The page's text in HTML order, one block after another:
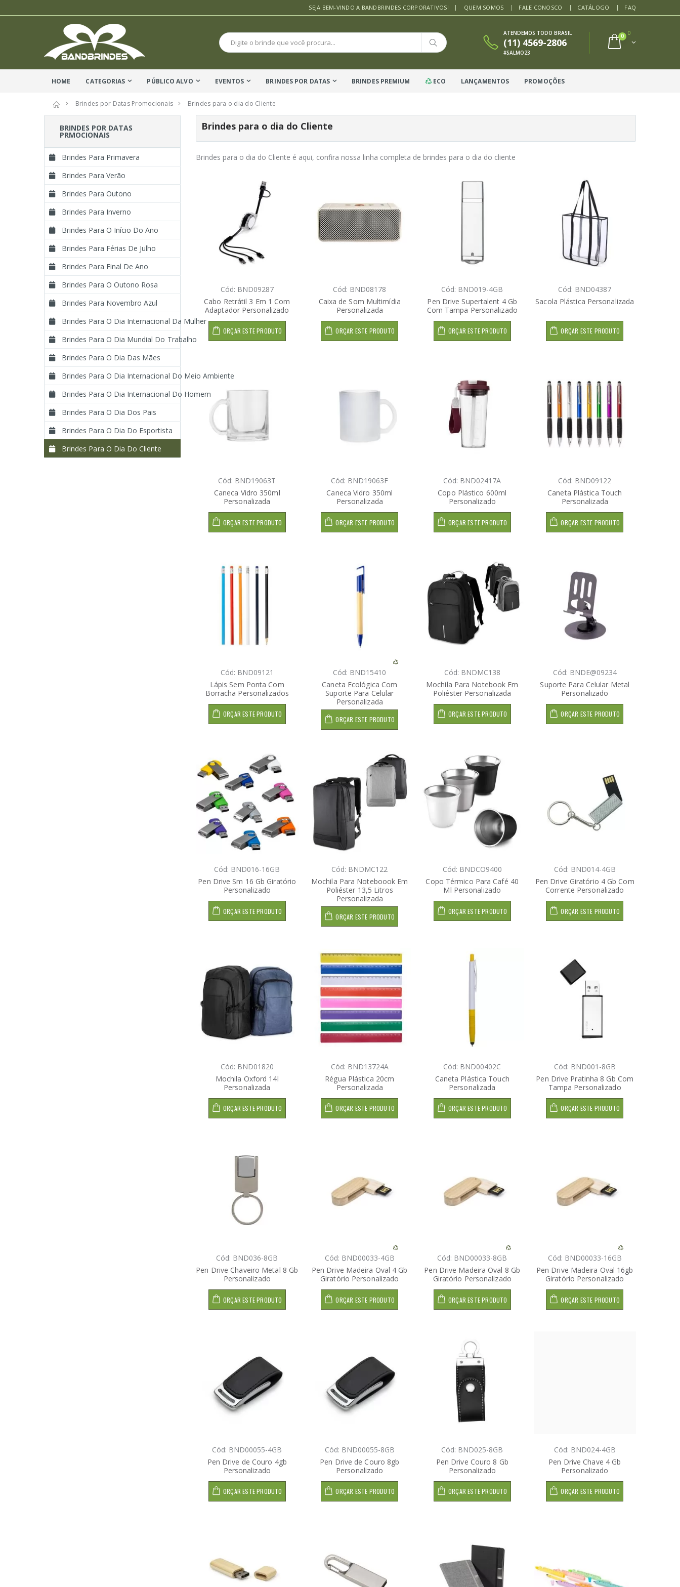
SEJA BEM-VINDO A BANDBRINDES CORPORATIVOS! QUEM SOMOS FALE CONOSCO CATÁLOGO FAQ
ATENDEMOS TODO BRASIL
(11) 4569-2806
#SALMO23
0
0
HOME CATEGORIAS PÚBLICO ALVO EVENTOS BRINDES POR DATAS BRINDES PREMIUM ECO LANÇAMENTOS PROMOÇÕES
Brindes por Datas Promocionais Brindes para o dia do Cliente
Brindes para o dia do Cliente
Brindes para o dia do Cliente é aqui, confira nossa linha completa de brindes para o dia do cliente
Cód: BND09287
Cabo Retrátil 3 Em 1 Com
Adaptador Personalizado
ORÇAR ESTE PRODUTO
Cód: BND08178
Caixa de Som Multimídia
Personalizada
ORÇAR ESTE PRODUTO
Cód: BND019-4GB
Pen Drive Supertalent 4 Gb
Com Tampa Personalizado
ORÇAR ESTE PRODUTO
Cód: BND04387
Sacola Plástica Personalizada
ORÇAR ESTE PRODUTO
Cód: BND19063T
Caneca Vidro 350ml
Personalizada
ORÇAR ESTE PRODUTO
Cód: BND19063F
Caneca Vidro 350ml
Personalizada
ORÇAR ESTE PRODUTO
Cód: BND02417A
Copo Plástico 600ml
Personalizado
ORÇAR ESTE PRODUTO
Cód: BND09122
Caneta Plástica Touch
Personalizada
ORÇAR ESTE PRODUTO
Cód: BND09121
Lápis Sem Ponta Com
Borracha Personalizados
ORÇAR ESTE PRODUTO
Cód: BND15410
Caneta Ecológica Com
Suporte Para Celular
Personalizada
ORÇAR ESTE PRODUTO
Cód: BNDMC138
Mochila Para Notebook Em
Poliéster Personalizada
ORÇAR ESTE PRODUTO
Cód: BNDE@09234
Suporte Para Celular Metal
Personalizado
ORÇAR ESTE PRODUTO
Cód: BND016-16GB
Pen Drive Sm 16 Gb Giratório
Personalizado
ORÇAR ESTE PRODUTO
Cód: BNDMC122
Mochila Para Noteboook Em
Poliéster 13,5 Litros
Personalizada
ORÇAR ESTE PRODUTO
Cód: BNDCO9400
Copo Térmico Para Café 40
Ml Personalizado
ORÇAR ESTE PRODUTO
Cód: BND014-4GB
Pen Drive Giratório 4 Gb Com
Corrente Personalizado
ORÇAR ESTE PRODUTO
Cód: BND01820
Mochila Oxford 14l
Personalizada
ORÇAR ESTE PRODUTO
Cód: BND13724A
Régua Plástica 20cm
Personalizada
ORÇAR ESTE PRODUTO
Cód: BND00402C
Caneta Plástica Touch
Personalizada
ORÇAR ESTE PRODUTO
Cód: BND001-8GB
Pen Drive Pratinha 8 Gb Com
Tampa Personalizado
ORÇAR ESTE PRODUTO
Cód: BND036-8GB
Pen Drive Chaveiro Metal 8 Gb
Personalizado
ORÇAR ESTE PRODUTO
Cód: BND00033-4GB
Pen Drive Madeira Oval 4 Gb
Giratório Personalizado
ORÇAR ESTE PRODUTO
Cód: BND00033-8GB
Pen Drive Madeira Oval 8 Gb
Giratório Personalizado
ORÇAR ESTE PRODUTO
Cód: BND00033-16GB
Pen Drive Madeira Oval 16gb
Giratório Personalizado
ORÇAR ESTE PRODUTO
Cód: BND00055-4GB
Pen Drive de Couro 4gb
Personalizado
ORÇAR ESTE PRODUTO
Cód: BND00055-8GB
Pen Drive de Couro 8gb
Personalizado
ORÇAR ESTE PRODUTO
Cód: BND025-8GB
Pen Drive Couro 8 Gb
Personalizado
ORÇAR ESTE PRODUTO
Cód: BND024-4GB
Pen Drive Chave 4 Gb
Personalizado
ORÇAR ESTE PRODUTO
BRINDES POR DATAS
PRMOCIONAIS
Brindes Para Primavera
Brindes Para Verão
Brindes Para Outono
Brindes Para Inverno
Brindes Para O Início Do Ano
Brindes Para Férias De Julho
Brindes Para Final De Ano
Brindes Para O Outono Rosa
Brindes Para Novembro Azul
Brindes Para O Dia Internacional Da Mulher
Brindes Para O Dia Mundial Do Trabalho
Brindes Para O Dia Das Mães
Brindes Para O Dia Internacional Do Meio Ambiente
Brindes Para O Dia Internacional Do Homem
Brindes Para O Dia Dos Pais
Brindes Para O Dia Do Esportista
Brindes Para O Dia Do Cliente